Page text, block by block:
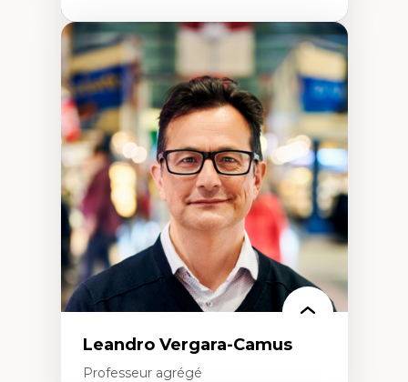
Expertises
Études du jeu vidéo
Fouille de textes
Études postcoloniales
Études critiques des médias
Analyse de données
Études japonaises
Mondialisation
Traduction et localisation
Intelligence artificielle et communication
humain-machine
Leandro Vergara-Camus
Professeur agrégé